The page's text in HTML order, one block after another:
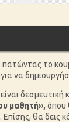
το
να
μαθητή», όπου
θα δεις